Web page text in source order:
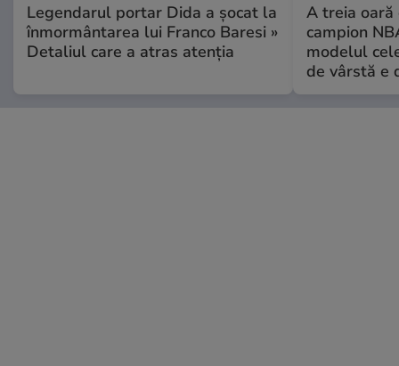
Legendarul portar Dida a șocat la
înmormântarea lui Franco Baresi »
Detaliul care a atras atenția
A treia oară
campion
modelul
de vârstă e